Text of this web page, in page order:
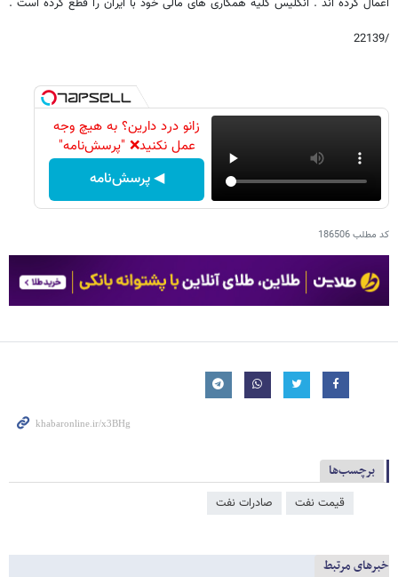
اعمال کرده اند . انگلیس کلیه همکاری های مالی خود با ایران را قطع کرده است .
/22139
زانو درد دارین؟ به هیچ وجه
عمل نکنید❌ "پرسش‌نامه"
◀ پرسش‌نامه
کد مطلب186506
برچسب‌ها
قیمت نفت صادرات نفت
خبرهای مرتبط